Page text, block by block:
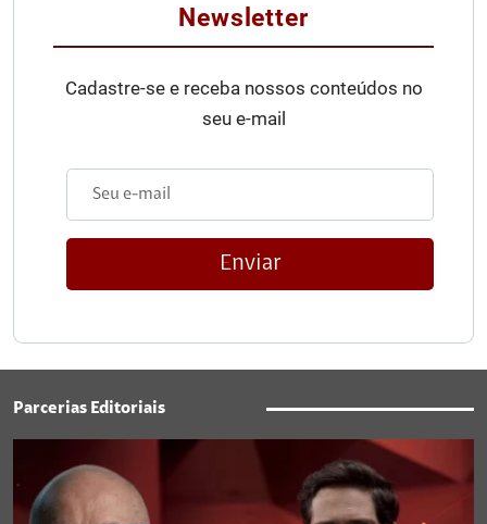
Newsletter
Cadastre-se e receba nossos conteúdos no
seu e-mail
Enviar
Parcerias Editoriais